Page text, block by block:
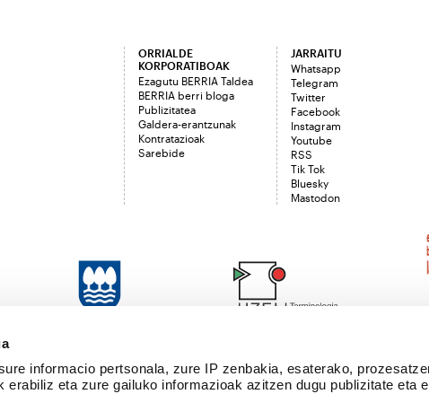
informacio pertsonala, zure IP zenbakia, esaterako,
erabiliz eta zure gailuko informazioak azitzen dugu publizitate eta
ORRIALDE
KORPORATIBOAK
Ezagutu BERRIA Taldea
BERRIA berri bloga
Publizitatea
Galdera-erantzunak
Kontratazioak
Sarebide
JARRAITU
Whatsapp
Telegram
Twitter
Facebook
Instagram
Youtube
RSS
Tik Tok
Bluesky
Mastodon